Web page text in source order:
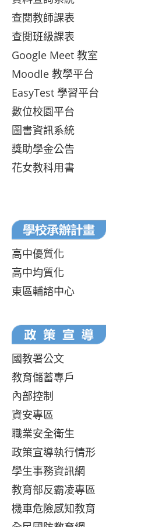
查閱教師課表
查閱班級課表
Google Meet 教室
Moodle 教學平台
EasyTest 學習平台
數位校園平台
圖書資訊系統
獎助學金公告
花女教科用書
高中優質化
高中均質化
東區輔諮中心
國教署公文
教育儲蓄專戶
內部控制
資安專區
職業安全衛生
政策宣導執行情形
學生事務資訊網
教育部反霸凌專區
機車危險感知教育